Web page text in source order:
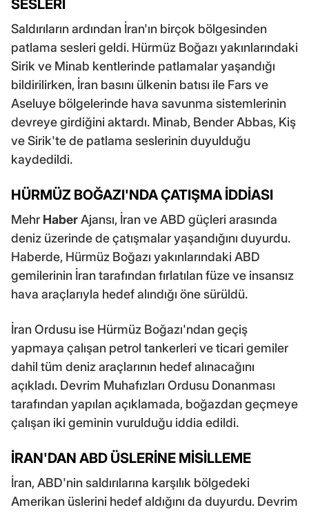
SESLERİ
Saldırıların ardından İran'ın birçok bölgesinden
patlama sesleri geldi. Hürmüz Boğazı yakınlarındaki
Sirik ve Minab kentlerinde patlamalar yaşandığı
bildirilirken, İran basını ülkenin batısı ile Fars ve
Aseluye bölgelerinde hava savunma sistemlerinin
devreye girdiğini aktardı. Minab, Bender Abbas, Kiş
ve Sirik'te de patlama seslerinin duyulduğu
kaydedildi.
HÜRMÜZ BOĞAZI'NDA ÇATIŞMA İDDİASI
Mehr HaberAjansı, İran ve ABD güçleri arasında
deniz üzerinde de çatışmalar yaşandığını duyurdu.
Haberde, Hürmüz Boğazı yakınlarındaki ABD
gemilerinin İran tarafından fırlatılan füze ve insansız
hava araçlarıyla hedef alındığı öne sürüldü.
İran Ordusu ise Hürmüz Boğazı'ndan geçiş
yapmaya çalışan petrol tankerleri ve ticari gemiler
dahil tüm deniz araçlarının hedef alınacağını
açıkladı. Devrim Muhafızları Ordusu Donanması
tarafından yapılan açıklamada, boğazdan geçmeye
çalışan iki geminin vurulduğu iddia edildi.
İRAN'DAN ABD ÜSLERİNE MİSİLLEME
İran, ABD'nin saldırılarına karşılık bölgedeki
Amerikan üslerini hedef aldığını da duyurdu. Devrim